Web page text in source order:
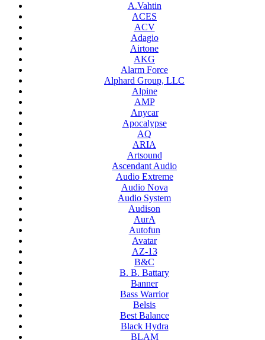
A.Vahtin
ACES
ACV
Adagio
Airtone
AKG
Alarm Force
Alphard Group, LLC
Alpine
AMP
Anycar
Apocalypse
AQ
ARIA
Artsound
Ascendant Audio
Audio Extreme
Audio Nova
Audio System
Audison
AurA
Autofun
Avatar
AZ-13
B&C
B. B. Battary
Banner
Bass Warrior
Belsis
Best Balance
Black Hydra
BLAM